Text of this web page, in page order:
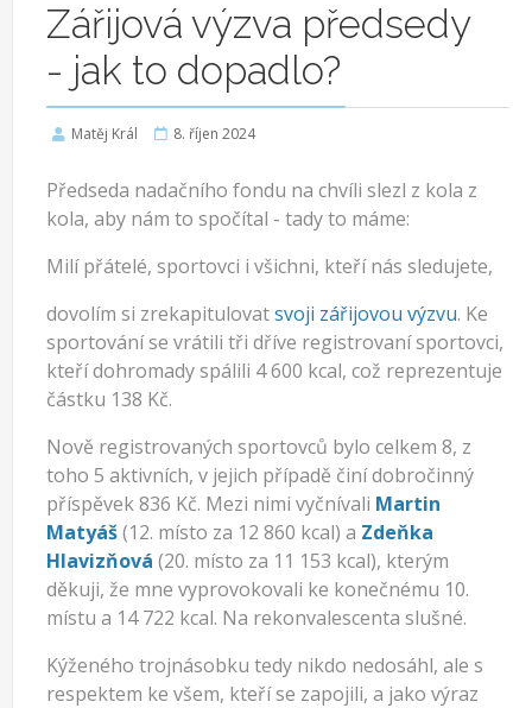
Zářijová výzva předsedy
- jak to dopadlo?
Matěj Král 8. říjen 2024
Předseda nadačního fondu na chvíli slezl z kola z
kola, aby nám to spočítal - tady to máme:
Milí přátelé, sportovci i všichni, kteří nás sledujete,
dovolím si zrekapitulovatsvoji zářijovou výzvu. Ke
sportování se vrátili tři dříve registrovaní sportovci,
kteří dohromady spálili 4 600 kcal, což reprezentuje
částku 138 Kč.
Nově registrovaných sportovců bylo celkem 8, z
toho 5 aktivních, v jejich případě činí dobročinný
příspěvek 836 Kč. Mezi nimi vyčnívali Martin
Matyáš(12. místo za 12 860 kcal) a Zdeňka
Hlavizňová (20. místo za 11 153 kcal), kterým
děkuji, že mne vyprovokovali ke konečnému 10.
místu a 14 722 kcal. Na rekonvalescenta slušné.
Kýženého trojnásobku tedy nikdo nedosáhl, ale s
respektem ke všem, kteří se zapojili, a jako výraz